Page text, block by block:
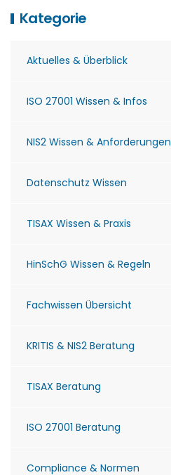
Kategorie
Aktuelles & Überblick
ISO 27001 Wissen & Infos
NIS2 Wissen & Anforderungen
Datenschutz Wissen
TISAX Wissen & Praxis
HinSchG Wissen & Regeln
Fachwissen Übersicht
KRITIS & NIS2 Beratung
TISAX Beratung
ISO 27001 Beratung
Compliance & Normen